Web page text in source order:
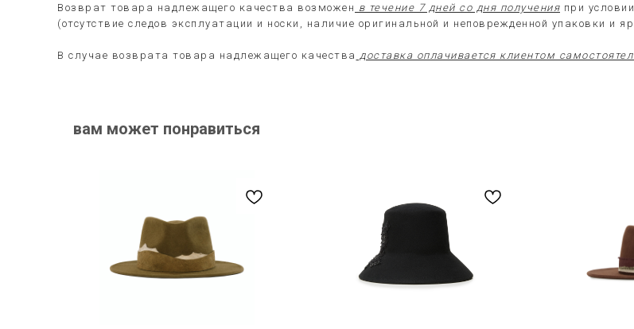
Возврат товара надлежащего качества возможен в течение 7 дней со дня получения при
(отсутствие следов эксплуатации и носки, наличие оригинальной и неповрежденной упаковки и
В случае возврата товара надлежащего качества доставка оплачивается клиентом
вам может понравиться